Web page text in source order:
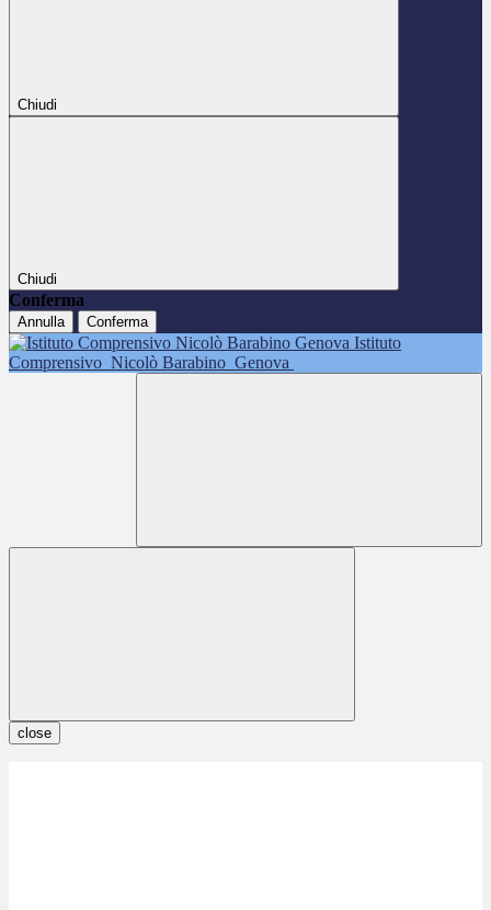
Chiudi
Chiudi
Conferma
Annulla Conferma
Istituto
Comprensivo Nicolò Barabino Genova
close